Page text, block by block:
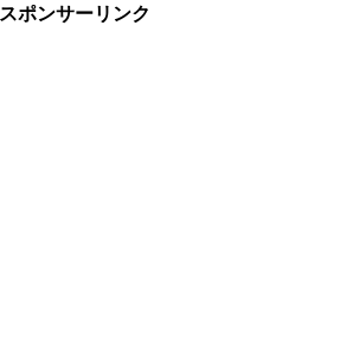
スポンサーリンク